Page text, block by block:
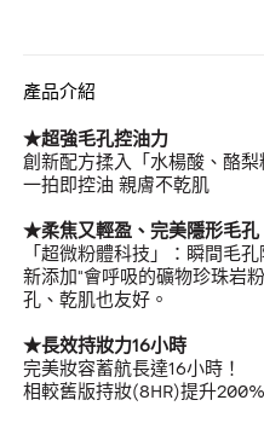
產品介紹
★超強毛孔控油力
創新配方揉入「水楊酸、酪梨
一拍即控油 親膚不乾肌
★柔焦又輕盈、完美隱形毛孔
「超微粉體科技」：瞬間毛
新添加"會呼吸的礦物珍珠岩
孔、乾肌也友好。
★長效持妝力16小時
完美妝容蓄航長達16小時！
相較舊版持妝(8HR)提升200%